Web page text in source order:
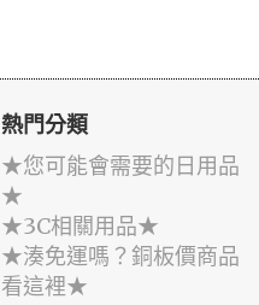
熱門分類
★您可能會需要的日用品
★
★3C相關用品★
★湊免運嗎？銅板價商品
看這裡★